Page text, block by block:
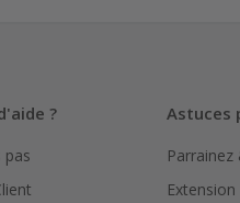
le suivi
Pour
bouton
?
pas
Astuces